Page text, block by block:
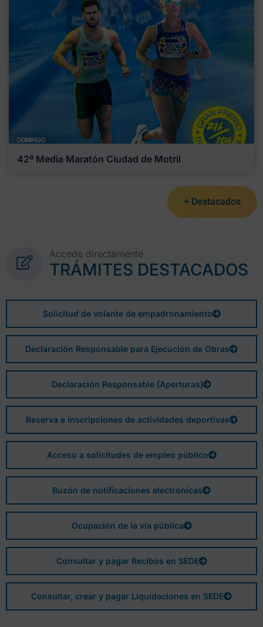
42ª Media Maratón Ciudad de Motril
+ Destacados
Accede directamente
TRÁMITES DESTACADOS
Solicitud de volante de empadronamiento
Declaración Responsable para Ejecución de Obras
Declaración Responsable (Aperturas)
Reserva e inscripciones de actividades deportivas
Acceso a solicitudes de empleo público
Buzón de notificaciones electrónicas
Ocupación de la vía pública
Consultar y pagar Recibos en SEDE
Consultar, crear y pagar Liquidaciones en SEDE